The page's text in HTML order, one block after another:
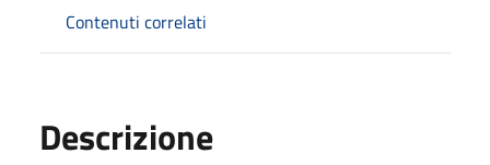
Contenuti correlati
Descrizione